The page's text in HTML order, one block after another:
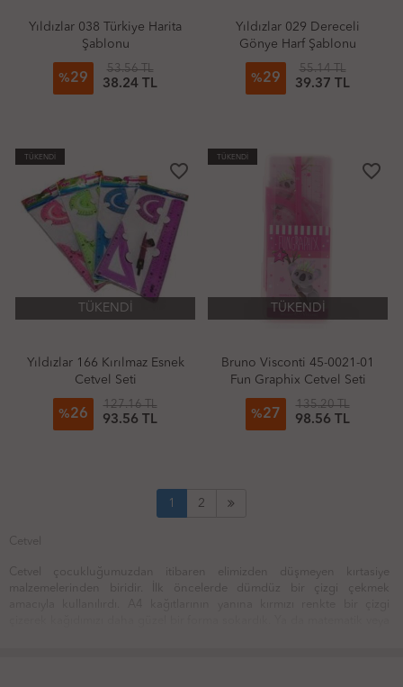
Yıldızlar 038 Türkiye Harita
Şablonu
%29
53.56 TL
38.24 TL
Yıldızlar 029 Dereceli
Gönye Harf Şablonu
%29
55.14 TL
39.37 TL
TÜKENDİ
favorite_border
TÜKENDİ
Yıldızlar 166 Kırılmaz Esnek
Cetvel Seti
%26
127.16 TL
93.56 TL
TÜKENDİ
favorite_border
TÜKENDİ
Bruno Visconti 45-0021-01
Fun Graphix Cetvel Seti
%27
135.20 TL
98.56 TL
1 2
Cetvel
Cetvel çocukluğumuzdan itibaren elimizden düşmeyen kırtasiye
malzemelerinden biridir. İlk öncelerde dümdüz bir çizgi çekmek